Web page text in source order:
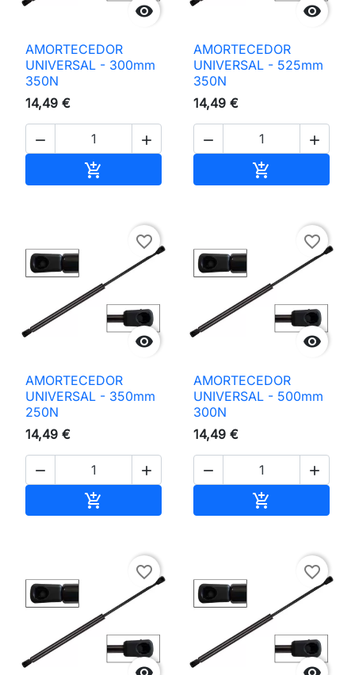

AMORTECEDOR
UNIVERSAL - 300mm
350N
14,49 €
 


AMORTECEDOR
UNIVERSAL - 525mm
350N
14,49 €
 


favorite_border
AMORTECEDOR
UNIVERSAL - 350mm
250N
14,49 €
 


favorite_border
AMORTECEDOR
UNIVERSAL - 500mm
300N
14,49 €
 

favorite_border favorite_border